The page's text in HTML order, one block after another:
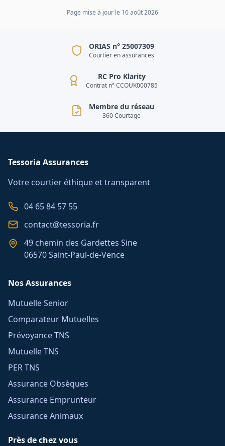
Page mise à jour le 10 août 2026
ORIAS n° 25007309
Courtier en assurances
RC Pro Klarity
Contrat n° CCOUK000785
Membre du réseau
360 Courtage
Tessoria Assurances
Votre courtier éthique et transparent
04 65 84 57 55
contact@tessoria.fr
49 chemin des Gardettes Sine
06570 Saint-Paul-de-Vence
Nos Assurances
Mutuelle Senior
Comparateur Mutuelles
Prévoyance TNS
Mutuelle TNS
PER TNS
Assurance Obsèques
Assurance Emprunteur
Assurance Animaux
Près de chez vous